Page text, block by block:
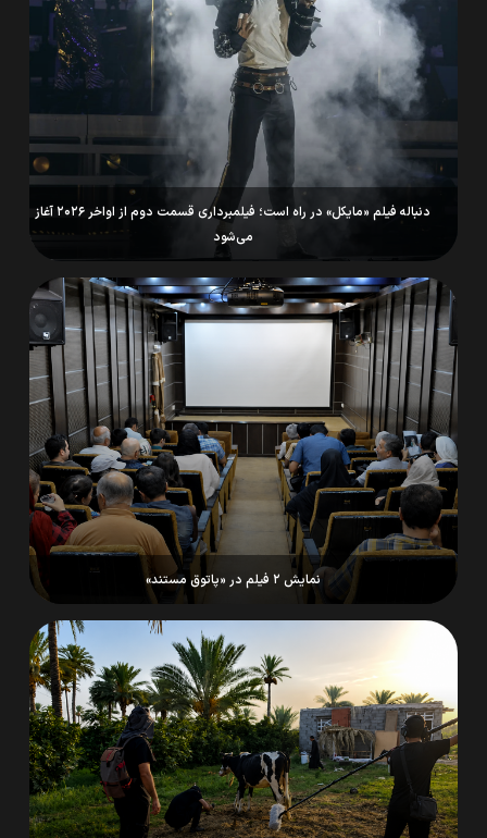
دنباله فیلم «مایکل» در راه است؛ فیلمبرداری قسمت دوم از اواخر ۲۰۲۶ آغاز
می‌شود
نمایش ۲ فیلم در «پاتوق مستند»